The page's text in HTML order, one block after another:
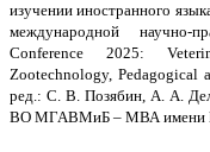
изучении иностранного
международной научно-
Conference 2025:
Zootechnology, Pedagogical
ред.: С. В. Позябин, А. А.
ВО МГАВМиБ – МВА имени К.